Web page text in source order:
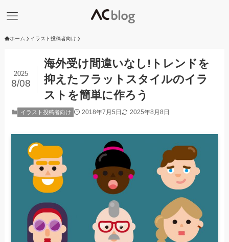
ホーム イラスト投稿者向け
海外受け間違いなし!トレンドを
抑えたフラットスタイルのイラ
ストを簡単に作ろう
2025
8/08
イラスト投稿者向け 2018年7月5日 2025年8月8日